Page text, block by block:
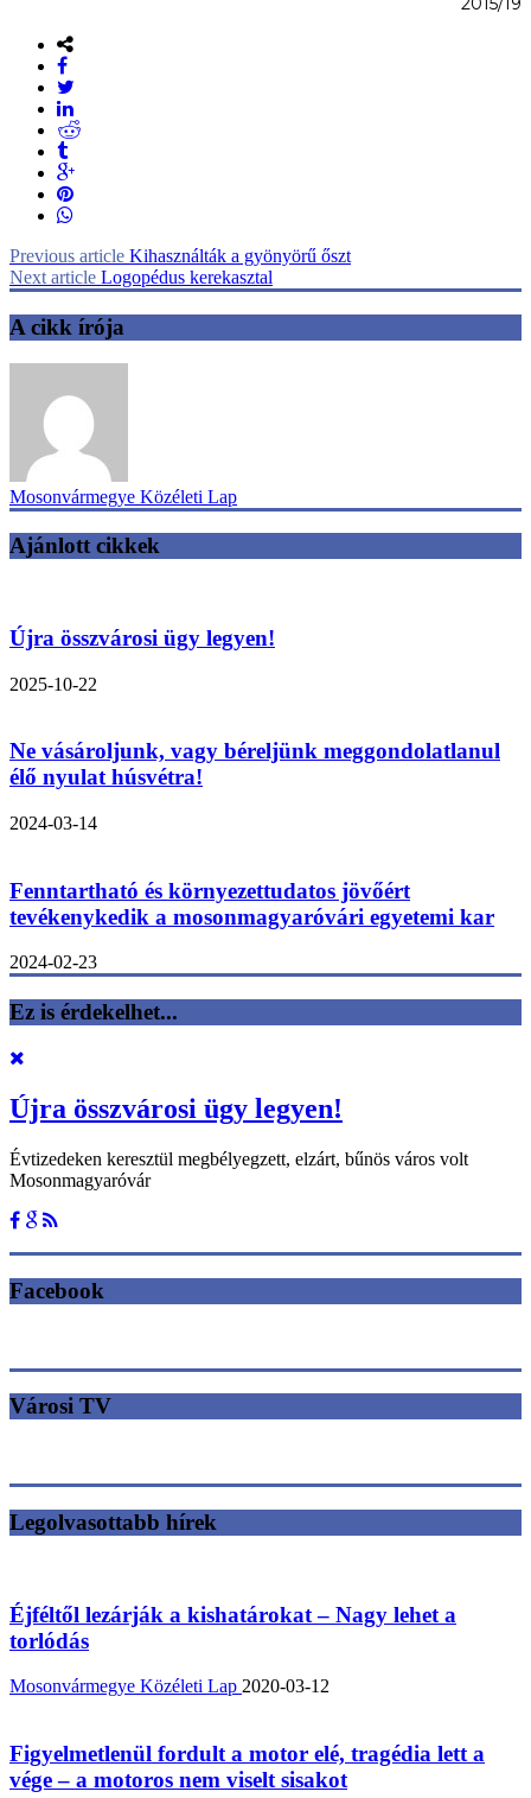
Previous article Kihasználták a gyönyörű őszt
Next article Logopédus kerekasztal
A cikk írója
Mosonvármegye Közéleti Lap
Ajánlott cikkek
Újra összvárosi ügy legyen!
2025-10-22
Ne vásároljunk, vagy béreljünk meggondolatlanul
élő nyulat húsvétra!
2024-03-14
Fenntartható és környezettudatos jövőért
tevékenykedik a mosonmagyaróvári egyetemi kar
2024-02-23
Ez is érdekelhet...
Újra összvárosi ügy legyen!
Évtizedeken keresztül megbélyegzett, elzárt, bűnös város volt
Mosonmagyaróvár
Facebook
Városi TV
Legolvasottabb hírek
Éjféltől lezárják a kishatárokat – Nagy lehet a
torlódás
Mosonvármegye Közéleti Lap 2020-03-12
Figyelmetlenül fordult a motor elé, tragédia lett a
vége – a motoros nem viselt sisakot